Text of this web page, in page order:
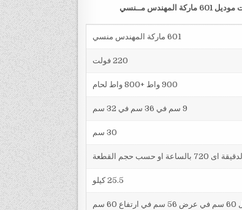
مــنسي
601 ماركة المهندس منسي
220 فولت
900 واط +800 واط لحام
9 سم في 36 سم في 32 سم
30 سم
25.5 كيلو
سم